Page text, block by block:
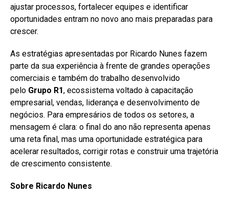
ajustar processos, fortalecer equipes e identificar
oportunidades entram no novo ano mais preparadas para
crescer.
As estratégias apresentadas por Ricardo Nunes fazem
parte da sua experiência à frente de grandes operações
comerciais e também do trabalho desenvolvido
pelo Grupo R1, ecossistema voltado à capacitação
empresarial, vendas, liderança e desenvolvimento de
negócios. Para empresários de todos os setores, a
mensagem é clara: o final do ano não representa apenas
uma reta final, mas uma oportunidade estratégica para
acelerar resultados, corrigir rotas e construir uma trajetória
de crescimento consistente.
Sobre Ricardo Nunes